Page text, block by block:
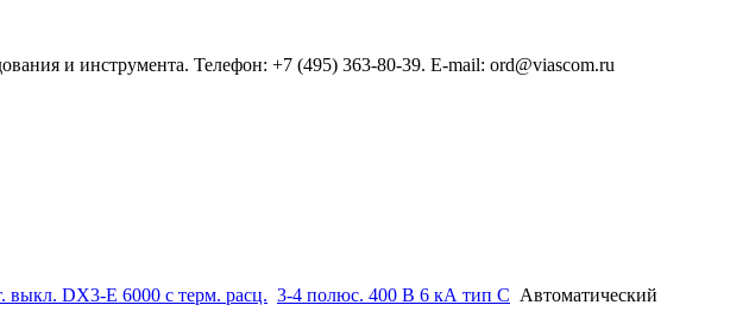
и инструмента. Телефон: +7 (495) 363-80-39. E-mail: ord@viascom.ru
выкл. DX3-E 6000 с терм. расц. 3-4 полюс. 400 В 6 кА тип С Автоматический